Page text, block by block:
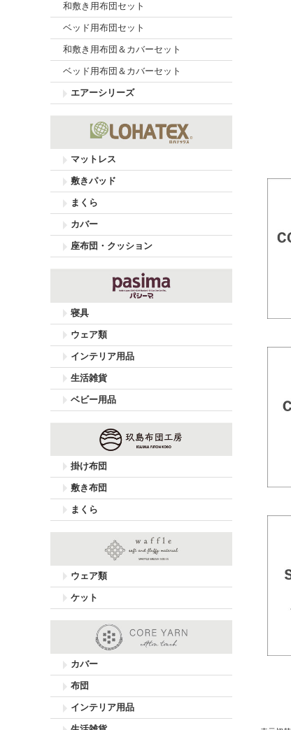
和敷き用布団セット
ベッド用布団セット
和敷き用布団＆カバーセット
ベッド用布団＆カバーセット
エアーシリーズ
マットレス
敷きパッド
まくら
カバー
座布団・クッション
寝具
ウェア類
インテリア用品
生活雑貨
ベビー用品
掛け布団
敷き布団
まくら
ウェア類
ケット
カバー
布団
インテリア用品